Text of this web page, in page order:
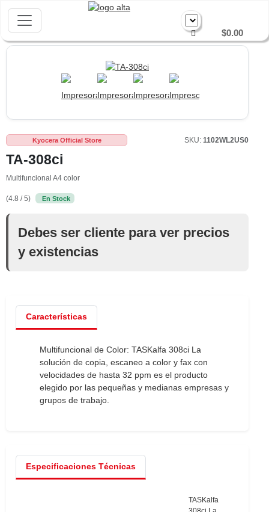
$0.00
Kyocera Official Store SKU: 1102WL2US0
TA-308ci
Multifuncional A4 color
(4.8 / 5) En Stock
Debes ser cliente para ver precios
y existencias
Características
Multifuncional de Color: TASKalfa 308ci La
solución de copia, escaneo a color y fax con
velocidades de hasta 32 ppm es el producto
elegido por las pequeñas y medianas empresas y
grupos de trabajo.
Especificaciones Técnicas
TASKalfa